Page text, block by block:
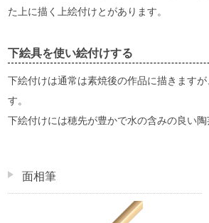
た上に描く上絵付けとがあります。
下絵具を使い絵付けする
下絵付けは通常は素焼後の作品に描きます
す。
下絵付けには穂先が豊かで水の含みの良い
面相筆